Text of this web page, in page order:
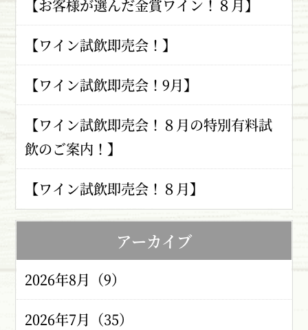
【お客様が選んだ金賞ワイン！８月】
【ワイン試飲即売会！】
【ワイン試飲即売会！9月】
【ワイン試飲即売会！８月の特別有料試
飲のご案内！】
【ワイン試飲即売会！８月】
アーカイブ
2026年8月（9）
2026年7月（35）